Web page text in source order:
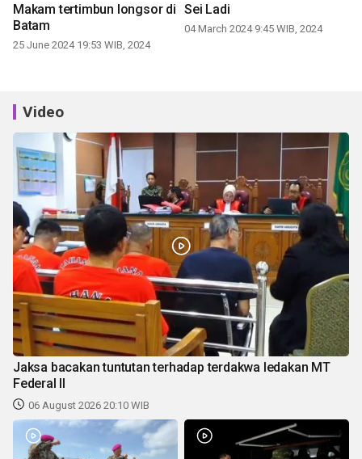
Makam tertimbun longsor di
Batam
25 June 2024 19:53 WIB, 2024
Sei Ladi
04 March 2024 9:45 WIB, 2024
Video
Jaksa bacakan tuntutan terhadap terdakwa ledakan MT
Federal II
06 August 2026 20:10 WIB